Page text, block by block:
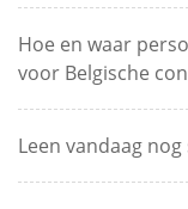
Hoe en waar
voor Belgische
Leen vandaag